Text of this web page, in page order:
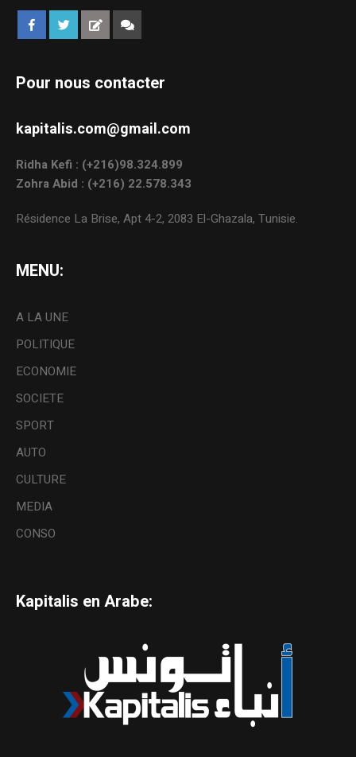
Pour nous contacter
kapitalis.com@gmail.com
Ridha Kefi : (+216)98.324.899
Zohra Abid : (+216) 22.578.343
Résidence La Brise, Apt 4-2, 2083 El-Ghazala, Tunisie.
MENU:
A LA UNE
POLITIQUE
ECONOMIE
SOCIETE
SPORT
AUTO
CULTURE
MEDIA
CONSO
Kapitalis en Arabe: